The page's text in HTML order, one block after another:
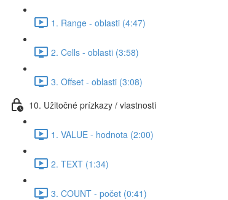
1. Range - oblasti (4:47)
2. Cells - oblasti (3:58)
3. Offset - oblasti (3:08)
10. Užitočné prízkazy / vlastnosti
1. VALUE - hodnota (2:00)
2. TEXT (1:34)
3. COUNT - počet (0:41)